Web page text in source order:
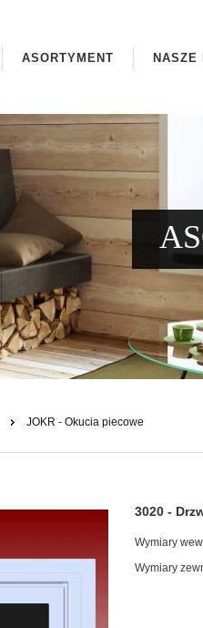
ASORTYMENT NASZE
JOKR - Okucia piecowe
3020 -
Wymiary
Wymiary